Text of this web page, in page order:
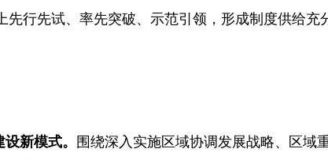
先行先试、率先突破、示范引领，形成制度供给充
新模式。
围绕深入实施区域协调发展战略、区域